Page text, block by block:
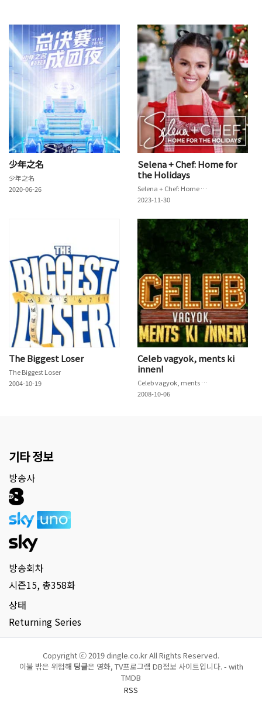
少年之名
少年之名
2020-06-26
Selena + Chef: Home for
the Holidays
Selena + Chef: Home for the Holidays
2023-11-30
The Biggest Loser
The Biggest Loser
2004-10-19
Celeb vagyok, ments ki
innen!
Celeb vagyok, ments ki innen!
2008-10-06
기타 정보
방송사
방송회차
시즌15, 총358화
상태
Returning Series
Copyright ⓒ 2019 dingle.co.kr All Rights Reserved.
이불 밖은 위험해 딩글은 영화, TV프로그램 DB정보 사이트입니다. - with
TMDB
RSS